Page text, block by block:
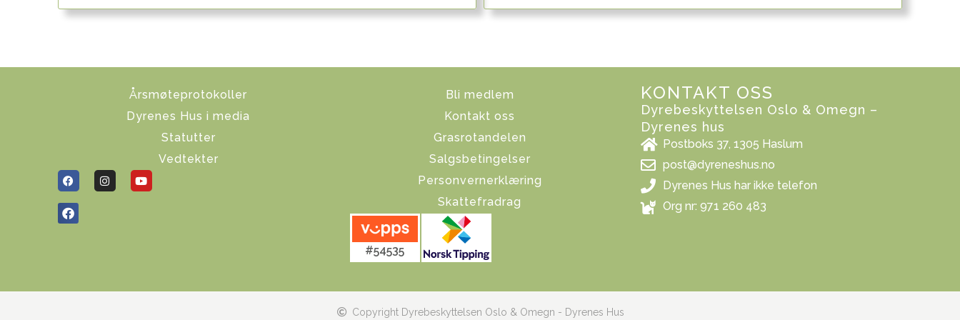
Årsmøteprotokoller
Dyrenes Hus i media
Statutter
Vedtekter
Bli medlem
Kontakt oss
Grasrotandelen
Salgsbetingelser
Personvernerklæring
Skattefradrag
#54535
KONTAKT OSS
Dyrebeskyttelsen Oslo & Omegn –
Dyrenes hus
Postboks 37, 1305 Haslum
post@dyreneshus.no
Dyrenes Hus har ikke telefon
Org nr: 971 260 483
Copyright Dyrebeskyttelsen Oslo & Omegn - Dyrenes Hus